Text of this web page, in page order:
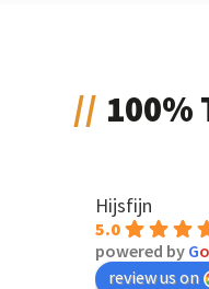
100%
Hijsfijn
5.0
powered by Go
review us on
Goede